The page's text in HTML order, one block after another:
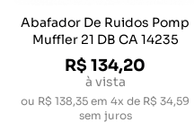
Abafador De Ruidos Pomp
Muffler 21 DB CA 14235
R$ 134,20
à vista
ou R$ 138,35 em 4x de R$ 34,59
sem juros